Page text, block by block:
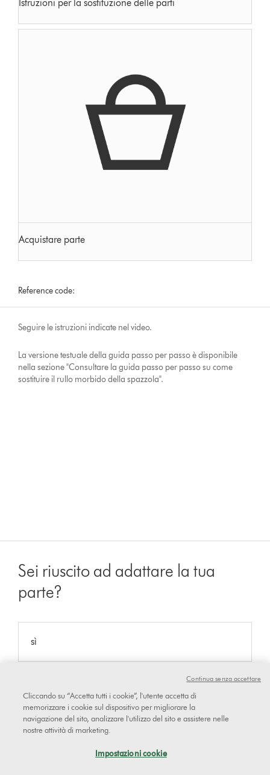
Istruzioni per la sostituzione delle parti
Acquistare parte
Reference code:
Seguire le istruzioni indicate nel video.
La versione testuale della guida passo per passo è disponibile
nella sezione "Consultare la guida passo per passo su come
sostituire il rullo morbido della spazzola".
Sei riuscito ad adattare la tua
parte?
sì
Consultare la guida passo per passo su come
Cliccando su “Accetta tutti i cookie”, l'utente accetta di
memorizzare i cookie sul dispositivo per migliorare la
navigazione del sito, analizzare l'utilizzo del sito e assistere nelle
nostre attività di marketing.
Impostazioni cookie
Continua senza accettare